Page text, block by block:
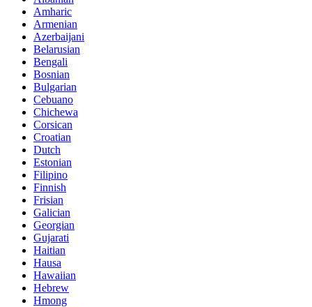
Amharic
Armenian
Azerbaijani
Belarusian
Bengali
Bosnian
Bulgarian
Cebuano
Chichewa
Corsican
Croatian
Dutch
Estonian
Filipino
Finnish
Frisian
Galician
Georgian
Gujarati
Haitian
Hausa
Hawaiian
Hebrew
Hmong